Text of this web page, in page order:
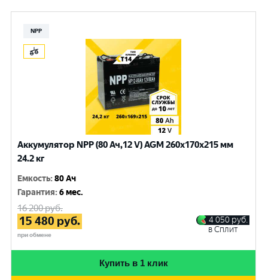
NPP
Аккумулятор NPP (80 Ач,12 V) AGM 260x170x215 мм
24.2 кг
Емкость:80 Ач
Гарантия:6 мес.
16 200руб.
15 480 руб.
при обмене
4 050 руб.
в Сплит
Купить в 1 клик